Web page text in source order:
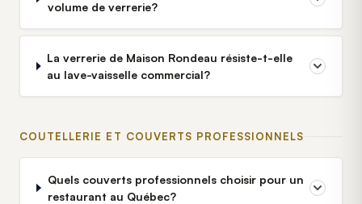
volume de verrerie?
La verrerie de Maison Rondeau résiste-t-elle
au lave-vaisselle commercial?
COUTELLERIE ET COUVERTS PROFESSIONNELS
Quels couverts professionnels choisir pour un
restaurant au Québec?